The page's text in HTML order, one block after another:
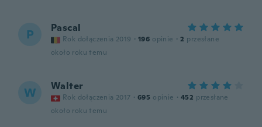
P Pascal
Rok dołączenia 2019 · 196 opinie · 2 przesłane
około roku temu
W Walter
Rok dołączenia 2017 · 695 opinie · 452 przesłane
około roku temu